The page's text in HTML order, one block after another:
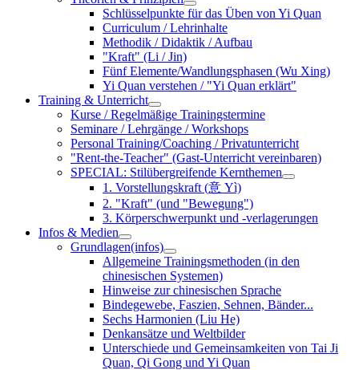
Schlüsselpunkte für das Üben von Yi Quan
Curriculum / Lehrinhalte
Methodik / Didaktik / Aufbau
"Kraft" (Li / Jin)
Fünf Elemente/Wandlungsphasen (Wu Xing)
Yi Quan verstehen / "Yi Quan erklärt"
Training & Unterricht
Kurse / Regelmäßige Trainingstermine
Seminare / Lehrgänge / Workshops
Personal Training/Coaching / Privatunterricht
"Rent-the-Teacher" (Gast-Unterricht vereinbaren)
SPECIAL: Stilübergreifende Kernthemen
1. Vorstellungskraft (意 Yì)
2. "Kraft" (und "Bewegung")
3. Körperschwerpunkt und -verlagerungen
Infos & Medien
Grundlagen(infos)
Allgemeine Trainingsmethoden (in den
chinesischen Systemen)
Hinweise zur chinesischen Sprache
Bindegewebe, Faszien, Sehnen, Bänder...
Sechs Harmonien (Liu He)
Denkansätze und Weltbilder
Unterschiede und Gemeinsamkeiten von Tai Ji
Quan, Qi Gong und Yi Quan